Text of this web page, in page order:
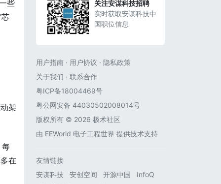
些
架
每
在
关注安谋科技招聘
实时获取安谋科技中
国职位信息
用户指南 · 用户协议 · 隐私政策
关于我们 · 联系合作
粤ICP备18004469号
粤公网安备 44030502008014号
版权所有 © 2026 极术社区
由 EEWorld 电子工程世界 提供技术支持
友情链接
安谋科技
安创空间 开源中国
InfoQ